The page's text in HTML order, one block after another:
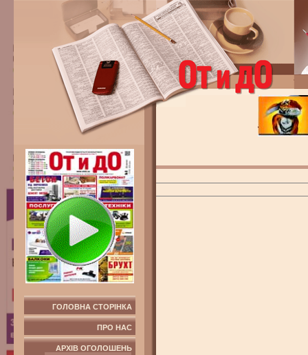
ГОЛОВНА СТОРІНКА
ПРО НАС
АРХІВ ОГОЛОШЕНЬ